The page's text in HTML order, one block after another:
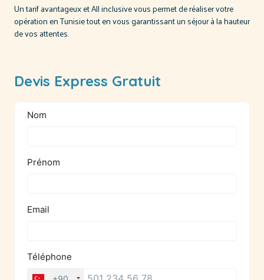
Un tarif avantageux et All inclusive vous permet de réaliser votre
opération en Tunisie tout en vous garantissant un séjour à la hauteur
de vos attentes.
Devis Express Gratuit